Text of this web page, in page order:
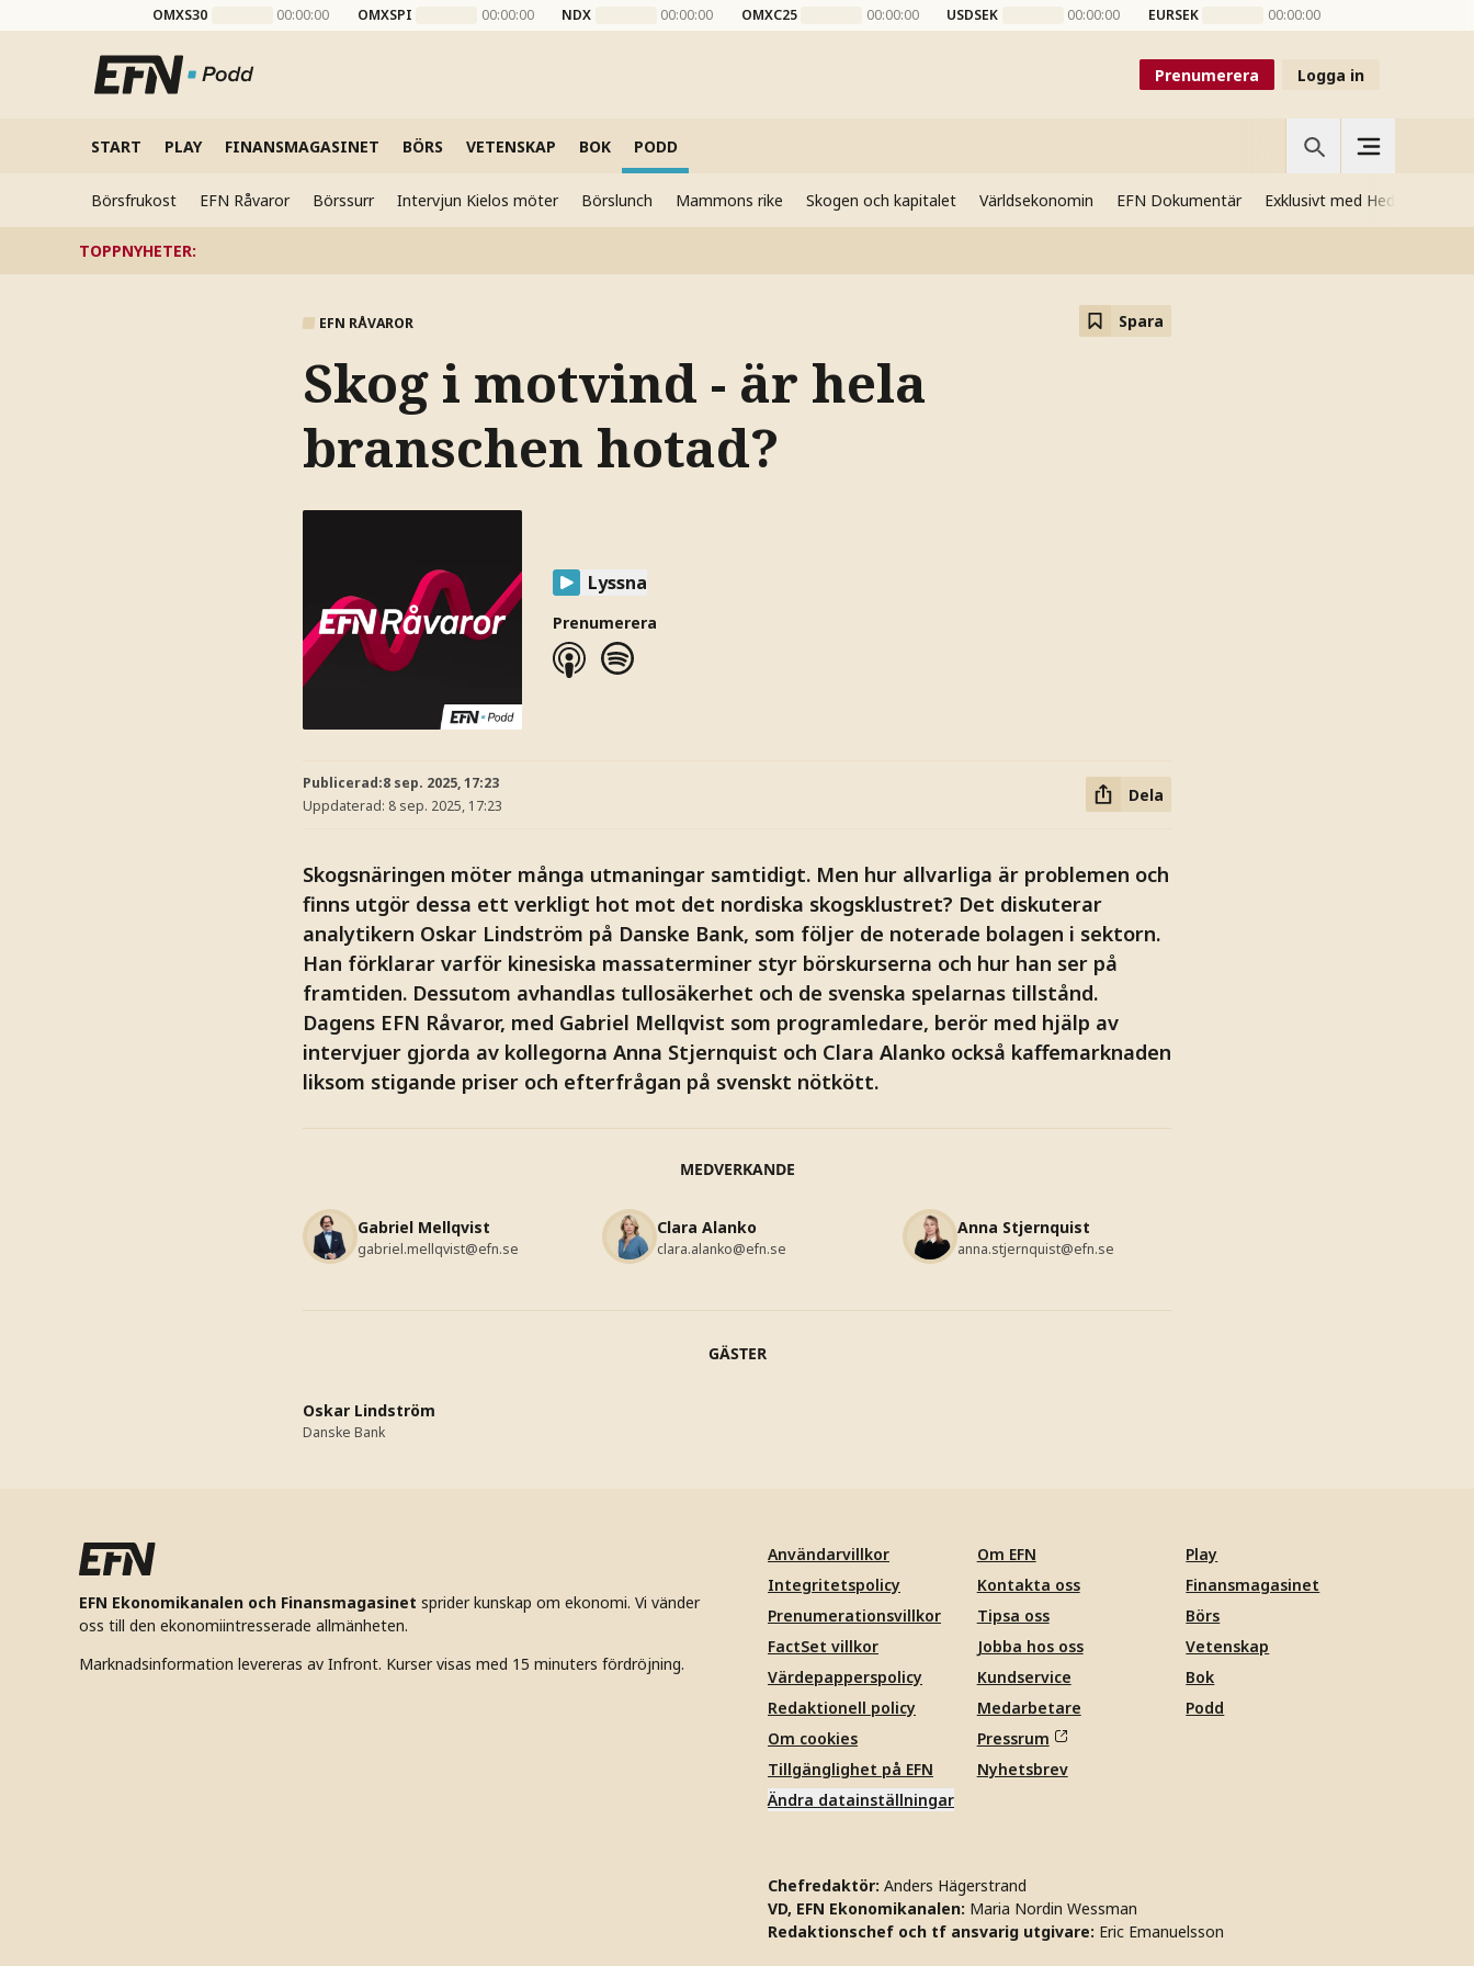
OMXS30 00:00:00 OMXSPI 00:00:00 NDX 00:00:00 OMXC25 00:00:00 USDSEK 00:00:00 EURSEK 00:00:00
Prenumerera Logga in
START PLAY FINANSMAGASINET BÖRS VETENSKAP BOK PODD
Börsfrukost EFN Råvaror Börssurr Intervjun Kielos möter Börslunch Mammons rike Skogen och kapitalet Världsekonomin EFN Dokumentär Exklusivt med Hedenmo
TOPPNYHETER:
EFN RÅVAROR Spara
Skog i motvind - är hela
branschen hotad?
Lyssna
Prenumerera
Publicerad:8 sep. 2025, 17:23
Uppdaterad: 8 sep. 2025, 17:23
Dela
Skogsnäringen möter många utmaningar samtidigt. Men hur allvarliga är problemen och
finns utgör dessa ett verkligt hot mot det nordiska skogsklustret? Det diskuterar
analytikern Oskar Lindström på Danske Bank, som följer de noterade bolagen i sektorn.
Han förklarar varför kinesiska massaterminer styr börskurserna och hur han ser på
framtiden. Dessutom avhandlas tullosäkerhet och de svenska spelarnas tillstånd.
Dagens EFN Råvaror, med Gabriel Mellqvist som programledare, berör med hjälp av
intervjuer gjorda av kollegorna Anna Stjernquist och Clara Alanko också kaffemarknaden
liksom stigande priser och efterfrågan på svenskt nötkött.
MEDVERKANDE
Gabriel Mellqvist
gabriel.mellqvist@efn.se
Clara Alanko
clara.alanko@efn.se
Anna Stjernquist
anna.stjernquist@efn.se
GÄSTER
Oskar Lindström
Danske Bank
EFN Ekonomikanalen och Finansmagasinet sprider kunskap om ekonomi. Vi vänder
oss till den ekonomiintresserade allmänheten.
Marknadsinformation levereras av Infront. Kurser visas med 15 minuters fördröjning.
Användarvillkor
Integritetspolicy
Prenumerationsvillkor
FactSet villkor
Värdepapperspolicy
Redaktionell policy
Om cookies
Tillgänglighet på EFN
Ändra datainställningar
Om EFN
Kontakta oss
Tipsa oss
Jobba hos oss
Kundservice
Medarbetare
Pressrum
Nyhetsbrev
Play
Finansmagasinet
Börs
Vetenskap
Bok
Podd
Chefredaktör: Anders Hägerstrand
VD, EFN Ekonomikanalen: Maria Nordin Wessman
Redaktionschef och tf ansvarig utgivare: Eric Emanuelsson